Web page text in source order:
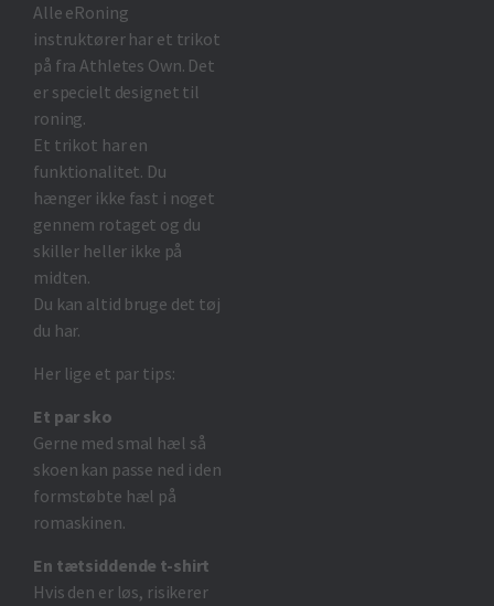
Alle eRoning
instruktører har et trikot
på fra Athletes Own. Det
er specielt designet til
roning.
Et trikot har en
funktionalitet. Du
hænger ikke fast i noget
gennem rotaget og du
skiller heller ikke på
midten.
Du kan altid bruge det tøj
du har.
Her lige et par tips:
Et par sko
Gerne med smal hæl så
skoen kan passe ned i den
formstøbte hæl på
romaskinen.
En tætsiddende t-shirt
Hvis den er løs, risikerer